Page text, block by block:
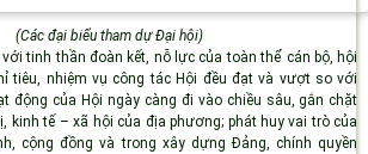
(Các đại biểu tham dự Đại hội)
tinh thần đoàn kết, nỗ lực của toàn thể cán bộ, hội
tiêu, nhiệm vụ công tác Hội đều đạt và vượt so với
động của Hội ngày càng đi vào chiều sâu, gắn chặt
kinh tế – xã hội của địa phương; phát huy vai trò của
cộng đồng và trong xây dựng Đảng, chính quyền